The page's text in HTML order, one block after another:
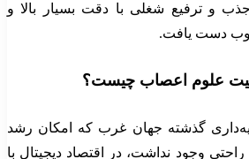
و ترفیع شغلی با دقت بسیار بالا و
دست یافت.
علوم اعصاب چیست؟
گذشته جهان غرب که امکان رشد
وجود نداشت، در اقتصاد دیجیتال با